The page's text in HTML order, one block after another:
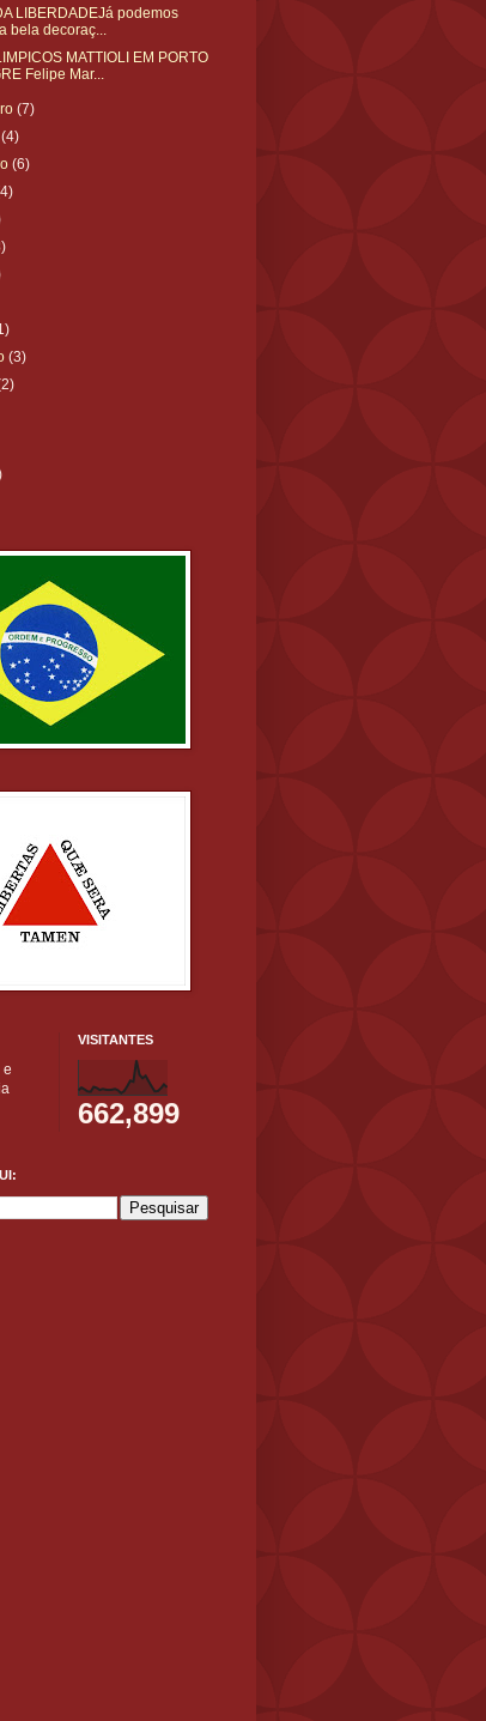
LIBERDADEJá podemos
bela decoraç...
MATTIOLI EM PORTO
Felipe Mar...
(7)
(4)
(6)
(3)
e
VISITANTES
662,899